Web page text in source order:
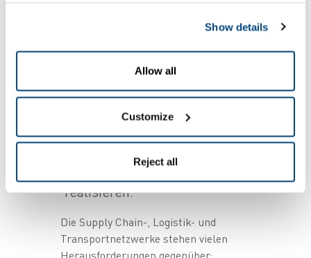
Show details
Allow all
Customize
Reject all
Lieferungen und Transparenz in
Echtzeit
Neueste Hard- und
rückverfolgbare Prozesse zu
realisieren.
Die Supply Chain-, Logistik- und
Transportnetzwerke stehen vielen
Herausforderungen gegenüber: